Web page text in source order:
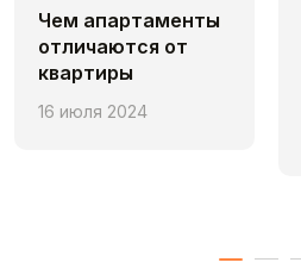
Чем апaртаменты
отличаются от
квартиры
16 июля 2024